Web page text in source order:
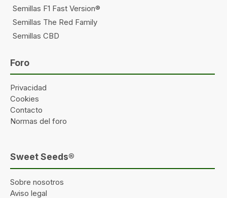
Semillas F1 Fast Version®
Semillas The Red Family
Semillas CBD
Foro
Privacidad
Cookies
Contacto
Normas del foro
Sweet Seeds®
Sobre nosotros
Aviso legal